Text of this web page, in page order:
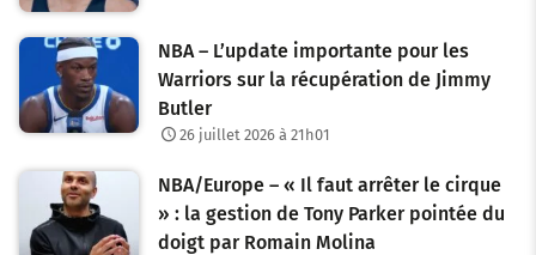
NBA – L’update importante pour les
Warriors sur la récupération de Jimmy
Butler
26 juillet 2026 à 21h01
NBA/Europe – « Il faut arrêter le cirque
» : la gestion de Tony Parker pointée du
doigt par Romain Molina